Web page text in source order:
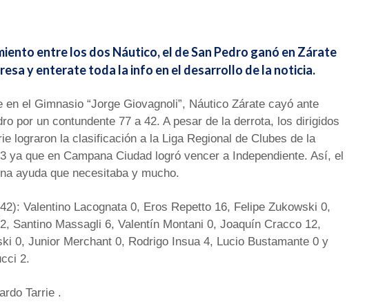
entre los dos Náutico, el de San Pedro ganó en Zárate
y enterate toda la info en el desarrollo de la noticia.
en el Gimnasio “Jorge Giovagnoli”, Náutico Zárate cayó ante
por un contundente 77 a 42. A pesar de la derrota, los dirigidos
lograron la clasificación a la Liga Regional de Clubes de la
ya que en Campana Ciudad logró vencer a Independiente. Así, el
ayuda que necesitaba y mucho.
Valentino Lacognata 0, Eros Repetto 16, Felipe Zukowski 0,
Santino Massagli 6, Valentín Montani 0, Joaquín Cracco 12,
0, Junior Merchant 0, Rodrigo Insua 4, Lucio Bustamante 0 y
2.
Tarrie .